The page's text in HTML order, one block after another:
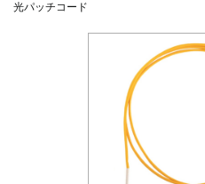
光パッチコード